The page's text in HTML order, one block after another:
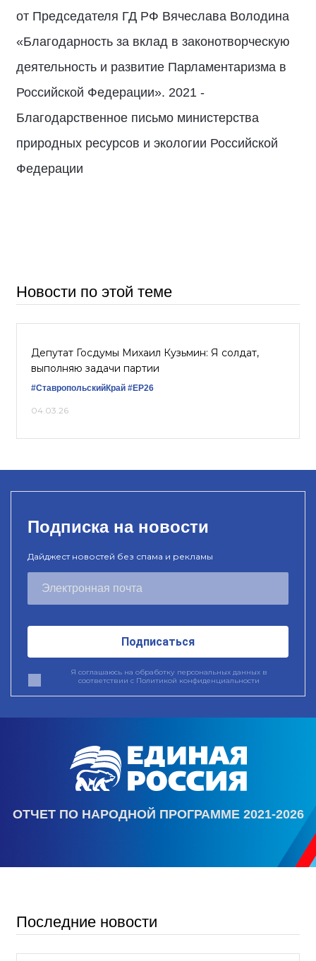
от Председателя ГД РФ Вячеслава Володина
«Благодарность за вклад в законотворческую
деятельность и развитие Парламентаризма в
Российской Федерации». 2021 -
Благодарственное письмо министерства
природных ресурсов и экологии Российской
Федерации
Новости по этой теме
Депутат Госдумы Михаил Кузьмин: Я солдат,
выполняю задачи партии
#СтавропольскийКрай #ЕР26
04.03.26
Подписка на новости
Дайджест новостей без спама и рекламы
Подписаться
Я соглашаюсь на обработку персональных данных в
соответствии с Политикой конфиденциальности
ОТЧЕТ ПО НАРОДНОЙ ПРОГРАММЕ 2021-2026
Последние новости